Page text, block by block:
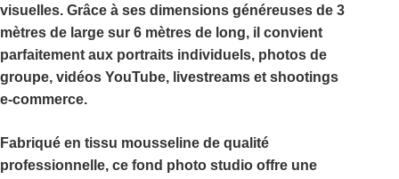
visuelles. Grâce à ses dimensions généreuses de 3
mètres de large sur 6 mètres de long, il convient
parfaitement aux portraits individuels, photos de
groupe, vidéos YouTube, livestreams et shootings
e-commerce.
Fabriqué en tissu mousseline de qualité
professionnelle, ce fond photo studio offre une